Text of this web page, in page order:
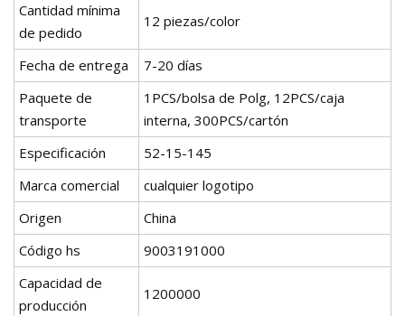
Cantidad mínima
de pedido
12 piezas/color
Fecha de entrega
7-20 días
Paquete de
transporte
1PCS/bolsa de Polg, 12PCS/caja
interna, 300PCS/cartón
Especificación
52-15-145
Marca comercial
cualquier logotipo
Origen
China
Código hs
9003191000
Capacidad de
producción
1200000